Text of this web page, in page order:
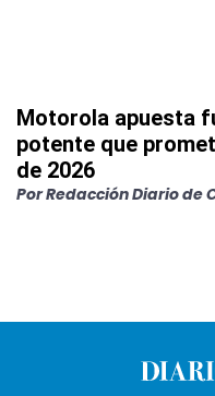
Motorola apuesta
potente que
de 2026
PorRedacción Diario de